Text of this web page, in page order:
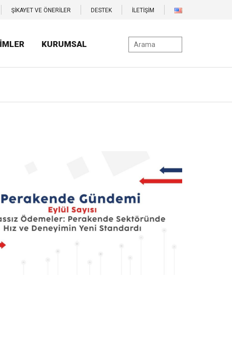
ŞİKAYET VE ÖNERİLER DESTEK İLETİŞİM
KURUMSAL